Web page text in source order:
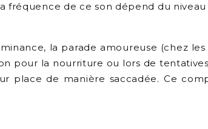
de ce son dépend du
la parade amoureuse (chez
pour la nourriture ou lors de
place de manière saccadée. Ce